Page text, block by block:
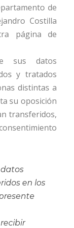
de
Costilla
página de
sus datos
y tratados
distintas a
su oposición
transferidos,
en los